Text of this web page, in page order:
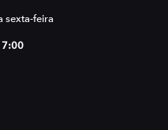
sexta-feira